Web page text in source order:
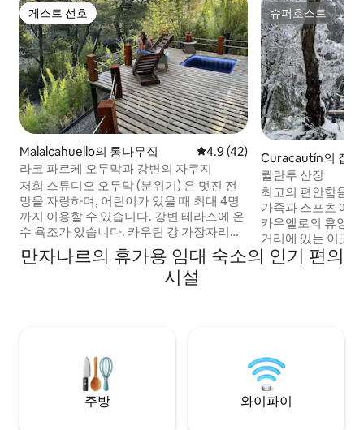
게스트 선호
게스트 선호
Malalcahuello의 통나무집 평점 4.9점(5점 만점), 후기 42
4.9 (42)
라코 파르케 오두막과 강변의 자쿠지
저희 스튜디오 오두막 (분위기) 은 멋진 전
망을 자랑하며, 어린이가 있을 때 최대 4명
까지 이용할 수 있습니다. 강변 테라스에 온
수 욕조가 있습니다. 카우틴 강 가장자리에
위치하고 있으며 산책로, 사우나, 강변의 퀸
초, 방카스 파라 페스카, 플라야 데 아레나가
있는 아름다운 공원에 위치해 있으며, 모두
슈퍼호스트
슈퍼호스트
Curacautín의 집
퀼란투 산장
최고의 편안함을
가족과 스포츠 애
카우엘로의 휴양지. 코랄코에서 불과
거리에 있는 이곳
키를 타고, 등산을
기기에 완벽한 장
니다!
만자나르의 휴가용 임대 숙소의 인기 편의
시설
주방 와이파이